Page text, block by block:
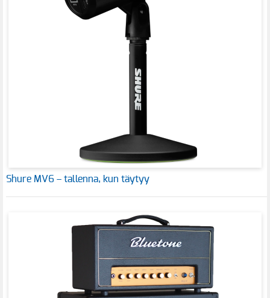
Shure MV6 – tallenna, kun täytyy